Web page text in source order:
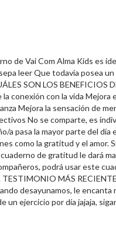
de Vai Com Alma Kids es
leer Que todavía posea
SON LOS BENEFICIOS
conexión con la vida
Mejora la sensación de
No se comparte, es
a pasa la mayor parte del
como la gratitud y el amor.
de gratitud le dará
podrá usar este
MÁS
desayunamos, le
un ejercicio por día jajaja,